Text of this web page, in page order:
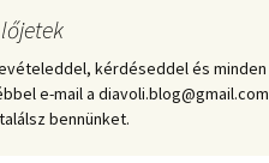
kérdéseddel és minden
e-mail a diavoli.blog@gmail.com
bennünket.